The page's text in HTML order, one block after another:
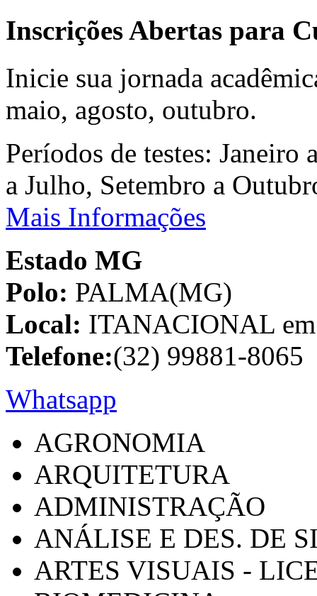
Inscrições Abertas para
Inicie sua jornada
maio, agosto, outubro.
Períodos de testes:
a Julho, Setembro a
Mais Informações
Estado MG
Polo: PALMA(MG)
Local: ITANACIONAL
Telefone:(32) 99881-8065
Whatsapp
AGRONOMIA
ARQUITETURA
ADMINISTRAÇÃO
ANÁLISE E DES. DE
ARTES VISUAIS -